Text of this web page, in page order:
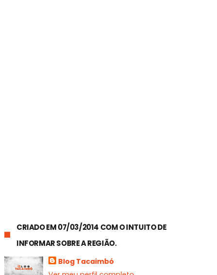
CRIADO EM 07/03/2014 COM O INTUITO DE
INFORMAR SOBRE A REGIÃO.
Blog Tacaimbó